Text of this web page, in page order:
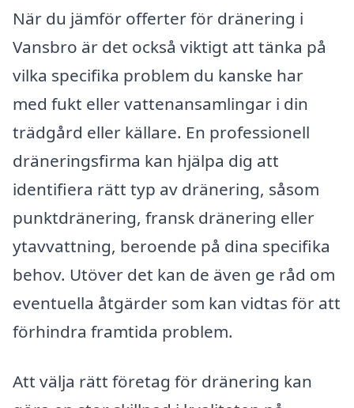
När du jämför offerter för dränering i
Vansbro är det också viktigt att tänka på
vilka specifika problem du kanske har
med fukt eller vattenansamlingar i din
trädgård eller källare. En professionell
dräneringsfirma kan hjälpa dig att
identifiera rätt typ av dränering, såsom
punktdränering, fransk dränering eller
ytavvattning, beroende på dina specifika
behov. Utöver det kan de även ge råd om
eventuella åtgärder som kan vidtas för att
förhindra framtida problem.
Att välja rätt företag för dränering kan